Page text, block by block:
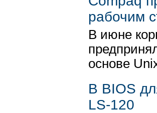
рабочим
В июне
основе
В BIOS
LS-120